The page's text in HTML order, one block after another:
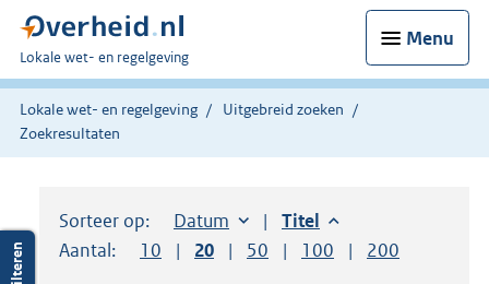
Menu
U
bent
hier:
Lokale wet- en regelgeving
Lokale wet- en regelgeving
Uitgebreid zoeken
Zoekresultaten
Sorteer op: Sorteer op:
Datum aflopendSorteer op:
Titel aflopend
Aantal:
Toon
10 resultaten per pagina
Toon
20 resultaten per pagina
Toon
50 resultaten per pagina
Toon
100 resultaten per
Toon
200